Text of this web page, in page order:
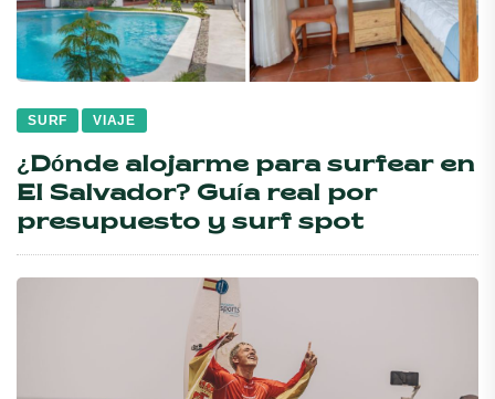
SURF VIAJE
¿Dónde alojarme para surfear en
El Salvador? Guía real por
presupuesto y surf spot